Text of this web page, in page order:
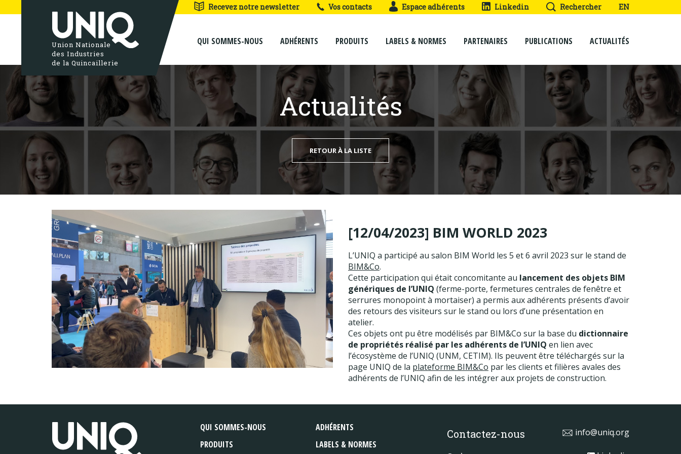
Union Nationale
des Industries
de la Quincaillerie
Recevez notre newsletter Vos contacts Espace adhérents Linkedin Rechercher EN
QUI SOMMES-NOUS ADHÉRENTS PRODUITS LABELS & NORMES PARTENAIRES PUBLICATIONS ACTUALITÉS
Actualités
RETOUR À LA LISTE
[12/04/2023] BIM WORLD 2023
L’UNIQ a participé au salon BIM World les 5 et 6 avril 2023 sur le stand de
BIM&Co.
Cette participation qui était concomitante au lancement des objets BIM
génériques de l’UNIQ (ferme-porte, fermetures centrales de fenêtre et
serrures monopoint à mortaiser) a permis aux adhérents présents d’avoir
des retours des visiteurs sur le stand ou lors d’une présentation en
atelier.
Ces objets ont pu être modélisés par BIM&Co sur la base du dictionnaire
de propriétés réalisé par les adhérents de l’UNIQ en lien avec
l’écosystème de l’UNIQ (UNM, CETIM). Ils peuvent être téléchargés sur la
page UNIQ de la plateforme BIM&Co par les clients et filières avales des
adhérents de l’UNIQ afin de les intégrer aux projets de construction.
QUI SOMMES-NOUS
ADHÉRENTS
PRODUITS
LABELS & NORMES
Contactez-nous info@uniq.org